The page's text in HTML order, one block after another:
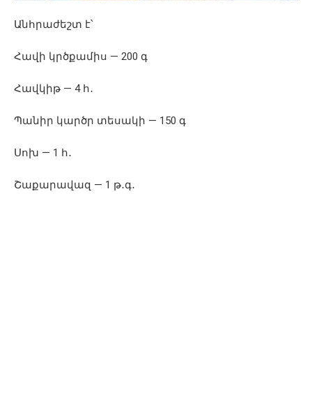
Անհրաժեշտ է՝
Հավի կրծքամիս — 200 գ
Հավկիթ — 4 հ․
Պանիր կարծր տեսակի — 150 գ
Սոխ — 1 հ․
Շաքարավազ — 1 թ․գ․